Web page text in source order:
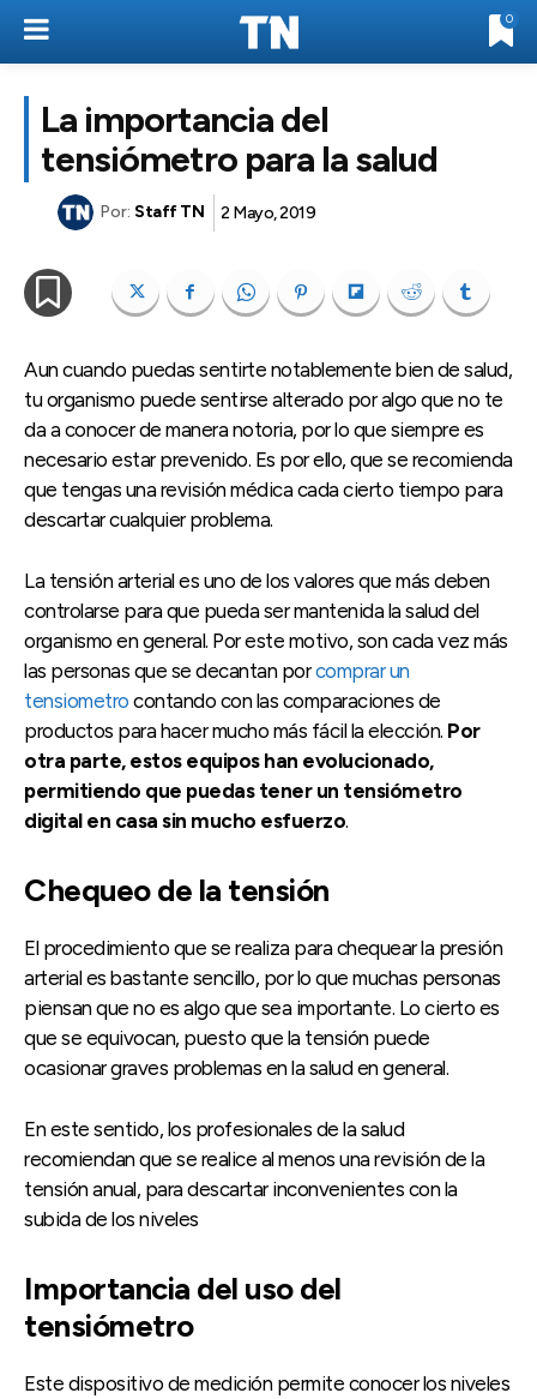
0
La importancia del
tensiómetro para la salud
Por: Staff TN 2 Mayo, 2019
Aun cuando puedas sentirte notablemente bien de salud,
tu organismo puede sentirse alterado por algo que no te
da a conocer de manera notoria, por lo que siempre es
necesario estar prevenido. Es por ello, que se recomienda
que tengas una revisión médica cada cierto tiempo para
descartar cualquier problema.
La tensión arterial es uno de los valores que más deben
controlarse para que pueda ser mantenida la salud del
organismo en general. Por este motivo, son cada vez más
las personas que se decantan porcomprar un
tensiometro contando con las comparaciones de
productos para hacer mucho más fácil la elección. Por
otra parte, estos equipos han evolucionado,
permitiendo que puedas tener un tensiómetro
digital en casa sin mucho esfuerzo.
Chequeo de la tensión
El procedimiento que se realiza para chequear la presión
arterial es bastante sencillo, por lo que muchas personas
piensan que no es algo que sea importante. Lo cierto es
que se equivocan, puesto que la tensión puede
ocasionar graves problemas en la salud en general.
En este sentido, los profesionales de la salud
recomiendan que se realice al menos una revisión de la
tensión anual, para descartar inconvenientes con la
subida de los niveles
Importancia del uso del
tensiómetro
Este dispositivo de medición permite conocer los niveles